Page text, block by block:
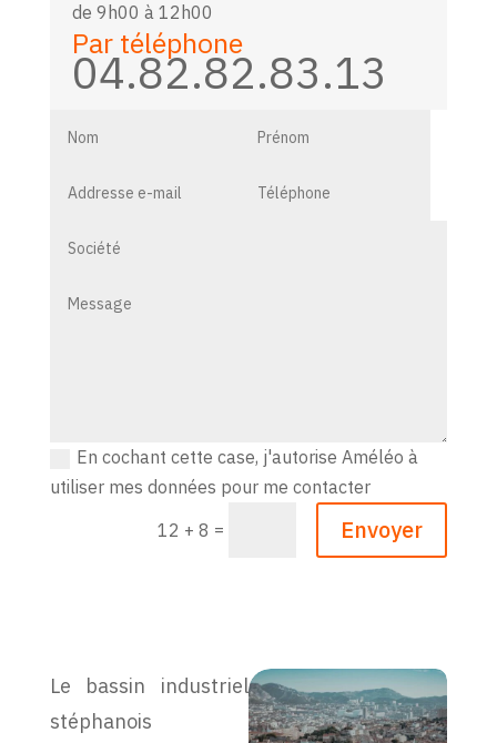
de 9h00 à 12h00
Par téléphone
04.82.82.83.13
En cochant cette case, j'autorise Améléo à
utiliser mes données pour me contacter
12 + 8 = Envoyer
Le bassin industriel
stéphanois